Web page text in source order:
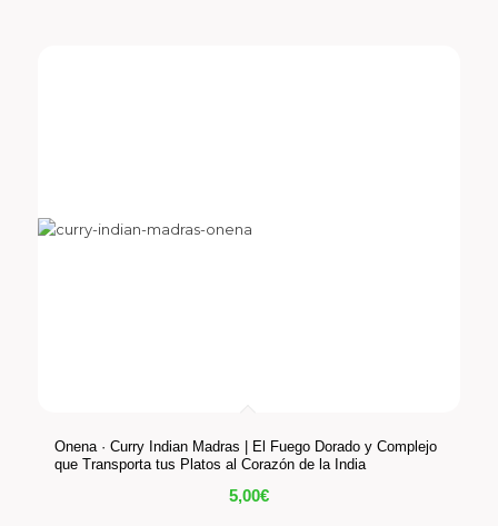
Onena · Curry Indian Madras | El Fuego Dorado y Complejo
que Transporta tus Platos al Corazón de la India
5,00€